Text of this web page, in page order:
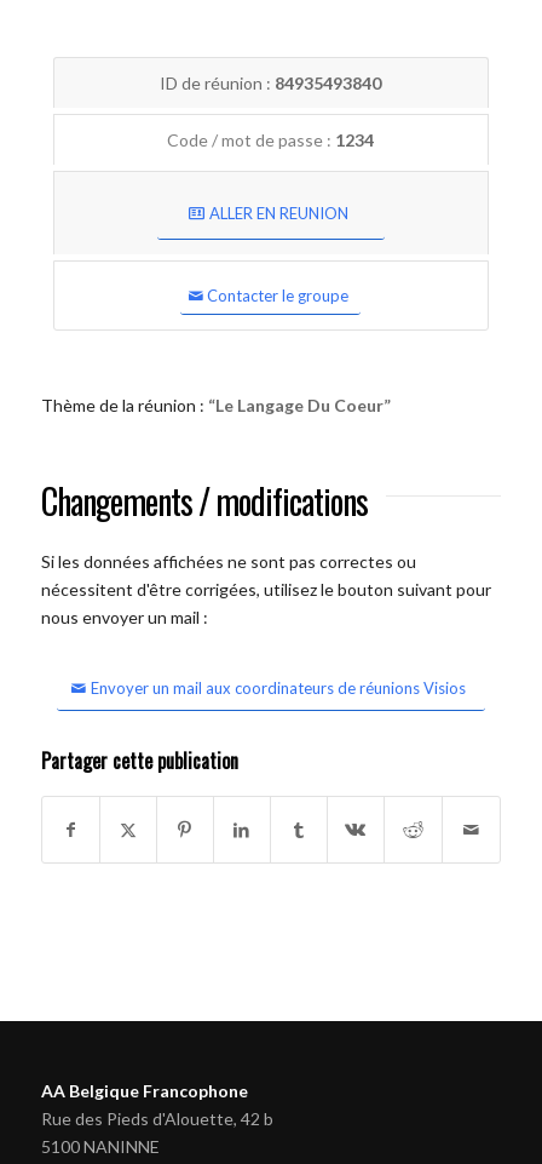
ID de réunion : 84935493840
Code / mot de passe : 1234
ALLER EN REUNION
Contacter le groupe
Thème de la réunion : “Le Langage Du Coeur”
Changements / modifications
Si les données affichées ne sont pas correctes ou
nécessitent d'être corrigées, utilisez le bouton suivant pour
nous envoyer un mail :
Envoyer un mail aux coordinateurs de réunions Visios
Partager cette publication
AA Belgique Francophone
Rue des Pieds d'Alouette, 42 b
5100 NANINNE